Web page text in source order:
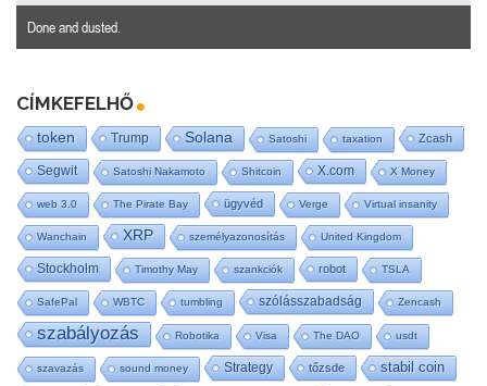
Done and dusted.
CÍMKEFELHŐ
token Trump Solana Satoshi taxation Zcash
Segwit Satoshi Nakamoto Shitcoin X.com X Money
web 3.0 The Pirate Bay ügyvéd Verge Virtual insanity
Wanchain XRP személyazonosítás United Kingdom
Stockholm Timothy May szankciók robot TSLA
SafePal WBTC tumbling szólásszabadság Zencash
szabályozás Robotika Visa The DAO usdt
szavazás sound money Strategy tőzsde stabil coin